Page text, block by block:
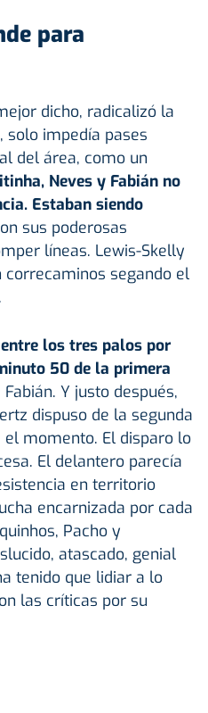
para
dicho, radicalizó la
solo impedía pases
del área, como un
Neves y Fabián no
Estaban siendo
sus poderosas
líneas. Lewis-Skelly
segando el
los tres palos por
50 de la primera
Y justo después,
dispuso de la segunda
momento. El disparo lo
El delantero parecía
en territorio
encarnizada por cada
Pacho y
atascado, genial
tenido que lidiar a lo
las críticas por su